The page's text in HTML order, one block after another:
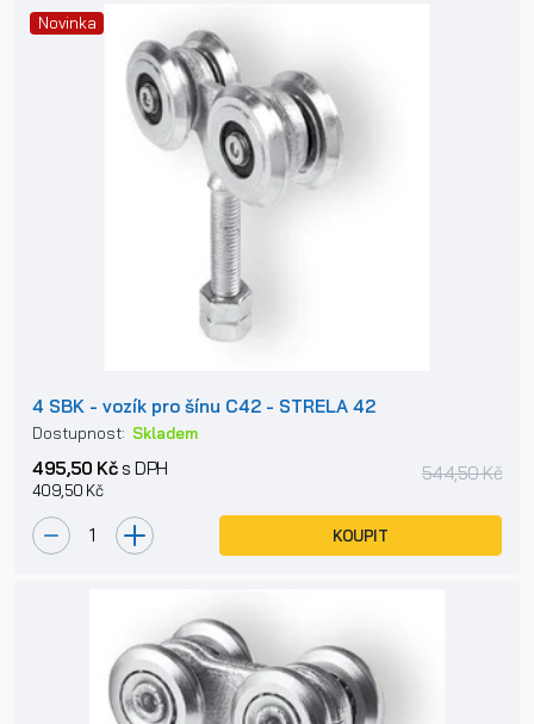
Novinka
4 SBK - vozík pro šínu C42 - STRELA 42
Dostupnost: Skladem
495,50 Kčs DPH
409,50 Kč
544,50 Kč
KOUPIT